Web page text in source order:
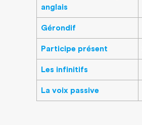
anglais
Gérondif
Participe présent
Les infinitifs
La voix passive